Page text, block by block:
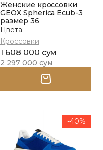
Женские кроссовки
GEOX Spherica Ecub-3
размер 36
Цвета:
Кроссовки
1 608 000 сум
2 297 000 сум
-40%